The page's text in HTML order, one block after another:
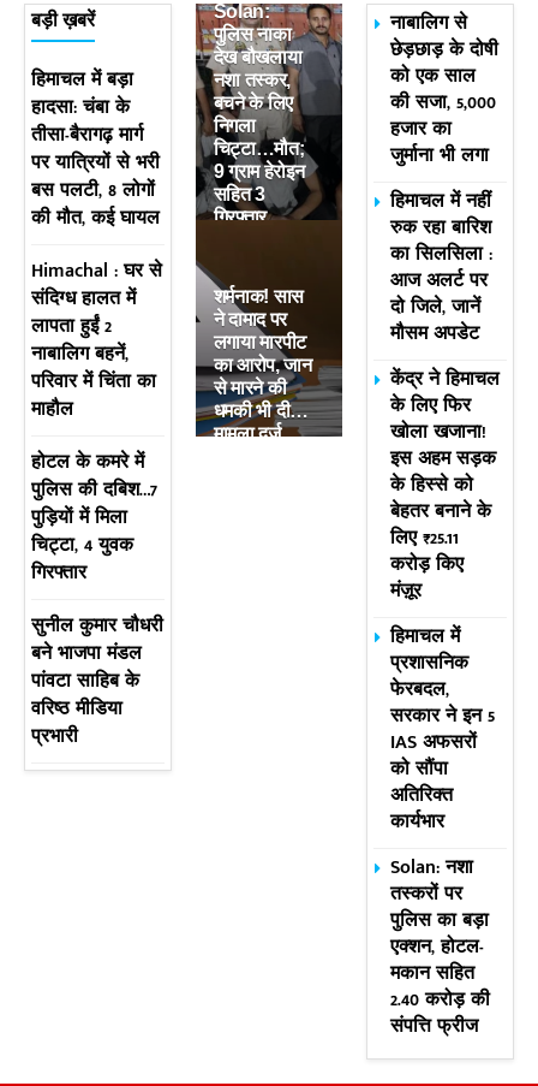
बड़ी ख़बरें
हिमाचल में बड़ा
हादसा: चंबा के
तीसा-बैरागढ़ मार्ग
पर यात्रियों से भरी
बस पलटी, 8 लोगों
की मौत, कई घायल
Himachal : घर से
संदिग्ध हालत में
लापता हुईं 2
नाबालिग बहनें,
परिवार में चिंता का
माहौल
होटल के कमरे में
पुलिस की दबिश…7
पुड़ियाें में मिला
चिट्टा, 4 युवक
गिरफ्तार
सुनील कुमार चौधरी
बने भाजपा मंडल
पांवटा साहिब के
वरिष्ठ मीडिया
प्रभारी
Solan:
पुलिस नाका
देख बौखलाया
नशा तस्कर,
बचने के लिए
निगला
चिट्टा…मौत;
9 ग्राम हेरोइन
सहित 3
गिरफ्तार
शर्मनाक! सास
ने दामाद पर
लगाया मारपीट
का आरोप, जान
से मारने की
धमकी भी दी…
मामला दर्ज
नाबालिग से
छेड़छाड़ के दोषी
को एक साल
की सजा, 5,000
हजार का
जुर्माना भी लगा
हिमाचल में नहीं
रुक रहा बारिश
का सिलसिला :
आज अलर्ट पर
दो जिले, जानें
मौसम अपडेट
केंद्र ने हिमाचल
के लिए फिर
खोला खजाना!
इस अहम सड़क
के हिस्से को
बेहतर बनाने के
लिए ₹25.11
करोड़ किए
मंज़ूर
हिमाचल में
प्रशासनिक
फेरबदल,
सरकार ने इन 5
IAS अफसरों
को सौंपा
अतिरिक्त
कार्यभार
Solan: नशा
तस्करों पर
पुलिस का बड़ा
एक्शन, होटल-
मकान सहित
2.40 करोड़ की
संपत्ति फ्रीज